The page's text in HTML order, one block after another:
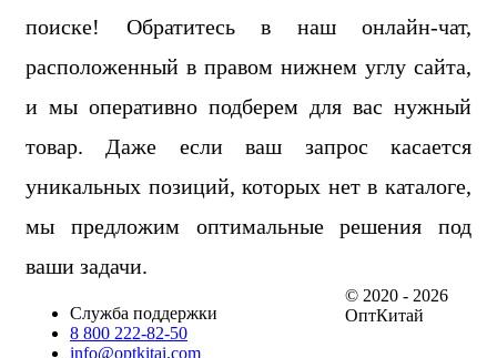
поиске! Обратитесь в наш онлайн-чат,
расположенный в правом нижнем углу сайта,
и мы оперативно подберем для вас нужный
товар. Даже если ваш запрос касается
уникальных позиций, которых нет в каталоге,
мы предложим оптимальные решения под
ваши задачи.
Служба поддержки
8 800 222-82-50
info@optkitai.com
© 2020 - 2026
ОптКитай